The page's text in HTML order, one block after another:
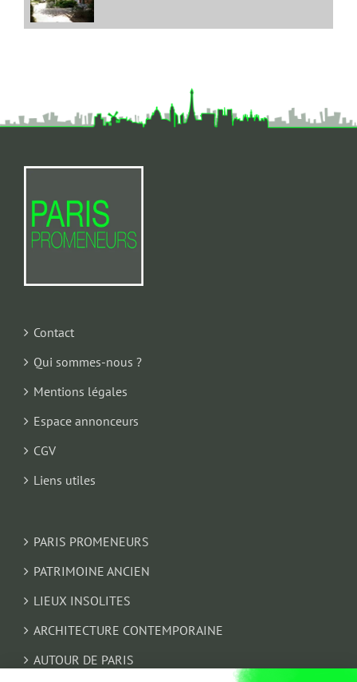
Contact
Qui sommes-nous ?
Mentions légales
Espace annonceurs
CGV
Liens utiles
PARIS PROMENEURS
PATRIMOINE ANCIEN
LIEUX INSOLITES
ARCHITECTURE CONTEMPORAINE
AUTOUR DE PARIS